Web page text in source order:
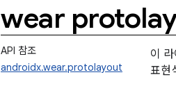
wear
API 참조
androidx.wear.protolayout
이
표현